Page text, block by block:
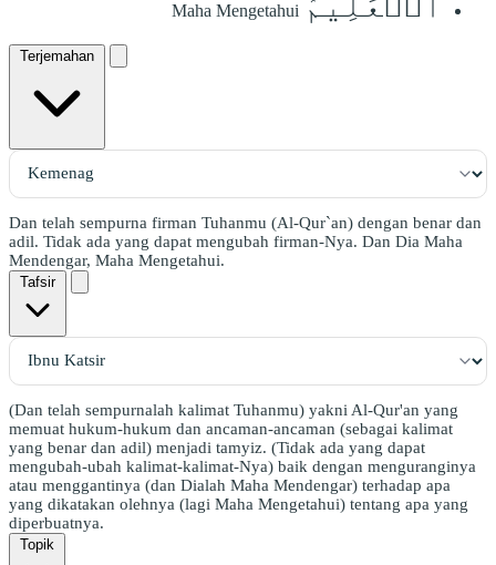
Maha Mengetahui
Terjemahan
Dan telah sempurna firman Tuhanmu (Al-Qur`an) dengan benar dan
adil. Tidak ada yang dapat mengubah firman-Nya. Dan Dia Maha
Mendengar, Maha Mengetahui.
Tafsir
(Dan telah sempurnalah kalimat Tuhanmu) yakni Al-Qur'an yang
memuat hukum-hukum dan ancaman-ancaman (sebagai kalimat
yang benar dan adil) menjadi tamyiz. (Tidak ada yang dapat
mengubah-ubah kalimat-kalimat-Nya) baik dengan menguranginya
atau menggantinya (dan Dialah Maha Mendengar) terhadap apa
yang dikatakan olehnya (lagi Maha Mengetahui) tentang apa yang
diperbuatnya.
Topik